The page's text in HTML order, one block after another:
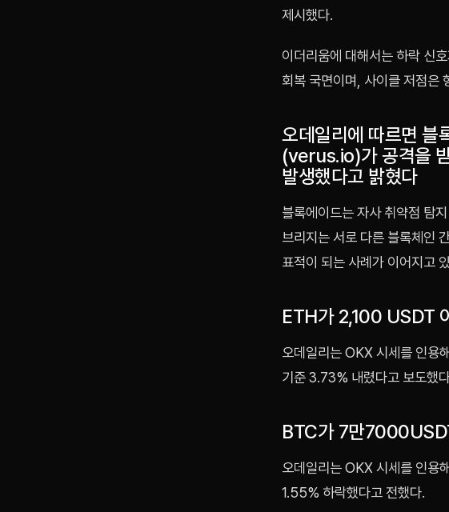
제시했다.
이더리움에 대해서는 하락 신
회복 국면이며, 사이클 저점은
오데일리에 따르면 블
(verus.io)가 공격을
발생했다고 밝혔다
블록에이드는 자사 취약점 탐
브리지는 서로 다른 블록체인
표적이 되는 사례가 이어지고
ETH가 2,100 USDT
오데일리는 OKX 시세를 인
기준 3.73% 내렸다고 보도했
BTC가 7만
오데일리는 OKX 시세를 인
1.55% 하락했다고 전했다.